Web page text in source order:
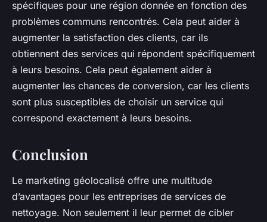
spécifiques pour une région donnée en fonction des
problèmes communs rencontrés. Cela peut aider à
augmenter la satisfaction des clients, car ils
obtiennent des services qui répondent spécifiquement
à leurs besoins. Cela peut également aider à
augmenter les chances de conversion, car les clients
sont plus susceptibles de choisir un service qui
correspond exactement à leurs besoins.
Conclusion
Le marketing géolocalisé offre une multitude
d’avantages pour les entreprises de services de
nettoyage. Non seulement il leur permet de cibler